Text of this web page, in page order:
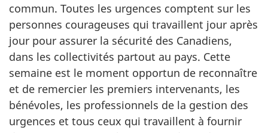
commun. Toutes les urgences comptent sur les
personnes courageuses qui travaillent jour après
jour pour assurer la sécurité des Canadiens,
dans les collectivités partout au pays. Cette
semaine est le moment opportun de reconnaître
et de remercier les premiers intervenants, les
bénévoles, les professionnels de la gestion des
urgences et tous ceux qui travaillent à fournir